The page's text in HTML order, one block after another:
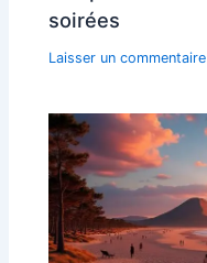
soirées
Laisser un commentaire